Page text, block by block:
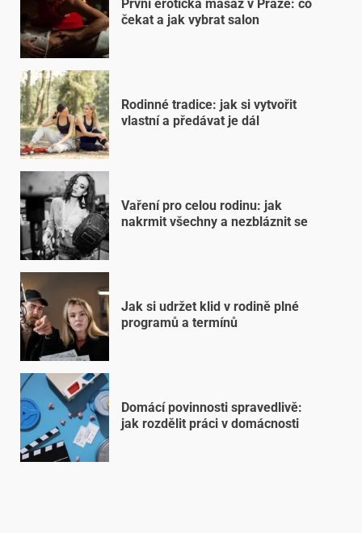
První erotická masáž v Praze: co
čekat a jak vybrat salon
Rodinné tradice: jak si vytvořit
vlastní a předávat je dál
Vaření pro celou rodinu: jak
nakrmit všechny a nezbláznit se
Jak si udržet klid v rodině plné
programů a termínů
Domácí povinnosti spravedlivě:
jak rozdělit práci v domácnosti